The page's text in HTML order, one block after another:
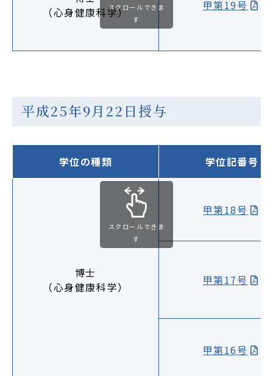
（心身健康科学）
甲第19号
スクロールできま
す
平成25年9月22日授与
学位の種類 学位記番号
博士
（心身健康科学）
甲第18号
甲第17号
甲第16号
スクロールできま
す